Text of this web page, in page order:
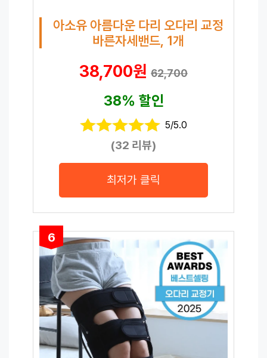
아소유 아름다운 다리 오다리 교정
바른자세밴드, 1개
38,700원 62,700
38% 할인
5/5.0
(32 리뷰)
최저가 클릭
6